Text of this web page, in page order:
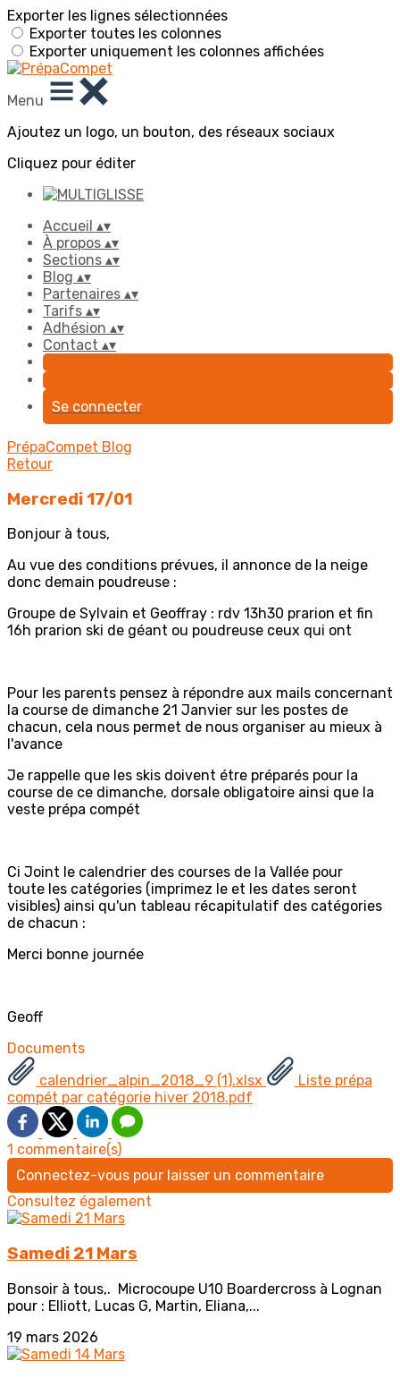
Exporter les lignes sélectionnées
Exporter toutes les colonnes
Exporter uniquement les colonnes affichées
Menu
Ajoutez un logo, un bouton, des réseaux sociaux
Cliquez pour éditer
Accueil ▴▾
À propos ▴▾
Sections ▴▾
Blog ▴▾
Partenaires ▴▾
Tarifs ▴▾
Adhésion ▴▾
Contact ▴▾
Se connecter
PrépaCompet Blog
Retour
Mercredi 17/01
Bonjour à tous,
Au vue des conditions prévues, il annonce de la neige
donc demain poudreuse :
Groupe de Sylvain et Geoffray : rdv 13h30 prarion et fin
16h prarion ski de géant ou poudreuse ceux qui ont
Pour les parents pensez à répondre aux mails concernant
la course de dimanche 21 Janvier sur les postes de
chacun, cela nous permet de nous organiser au mieux à
l'avance
Je rappelle que les skis doivent étre préparés pour la
course de ce dimanche, dorsale obligatoire ainsi que la
veste prépa compét
Ci Joint le calendrier des courses de la Vallée pour
toute les catégories (imprimez le et les dates seront
visibles) ainsi qu'un tableau récapitulatif des catégories
de chacun :
Merci bonne journée
Geoff
Documents
calendrier_alpin_2018_9 (1).xlsx
Liste prépa
compét par catégorie hiver 2018.pdf
1 commentaire(s)
Connectez-vous pour laisser un commentaire
Consultez également
Samedi 21 Mars
Bonsoir à tous,. Microcoupe U10 Boardercross à Lognan
pour : Elliott, Lucas G, Martin, Eliana,...
19 mars 2026